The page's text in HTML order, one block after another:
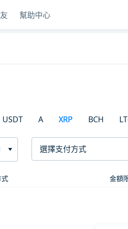
幫助中心
USDT A XRP BCH
選擇支付方式
式 金額